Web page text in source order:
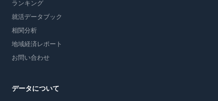
ランキング
就活データブック
相関分析
地域経済レポート
お問い合わせ
データについて